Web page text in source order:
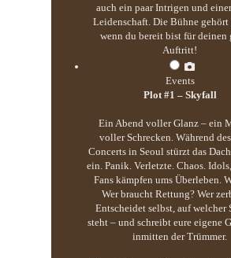
auch ein paar Intrigen und
Leidenschaft. Die Bühne gehört
wenn du bereit bist für deinen
Auftritt!
Events
Plot #1 – Skyfall
Ein Abend voller Glanz – ein
voller Schrecken. Während
Concerts in Seoul stürzt das
ein. Panik. Verletzte. Chaos.
Fans kämpfen ums Überleben.
Wer braucht Rettung? Wer
Entscheidet selbst, auf welcher
steht – und schreibt eure eigene
inmitten der Trümmer.